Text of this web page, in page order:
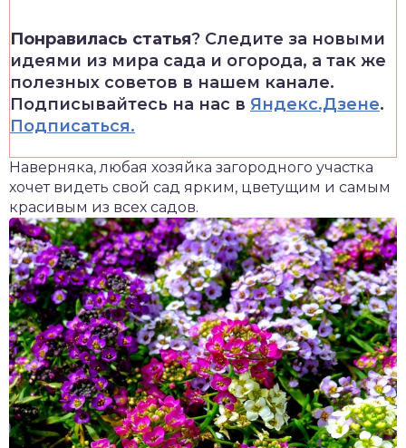
Понравилась статья? Следите за новыми
идеями из мира сада и огорода, а так же
полезных советов в нашем канале.
Подписывайтесь на нас в Яндекс.Дзене.
Подписаться.
Наверняка, любая хозяйка загородного участка
хочет видеть свой сад ярким, цветущим и самым
красивым из всех садов.